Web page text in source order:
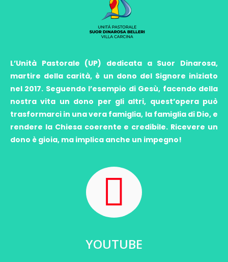
L’Unità Pastorale (UP) dedicata a Suor Dinarosa,
martire della carità, è un dono del Signore iniziato
nel 2017. Seguendo l’esempio di Gesù, facendo della
nostra vita un dono per gli altri, quest’opera può
trasformarci in una vera famiglia, la famiglia di Dio, e
rendere la Chiesa coerente e credibile. Ricevere un
dono è gioia, ma implica anche un impegno!
YOUTUBE